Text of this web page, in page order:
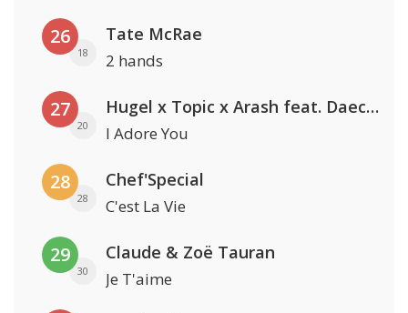
26
18
Tate McRae
2 hands
27
20
Hugel x Topic x Arash feat. Daecolm
I Adore You
28
28
Chef'Special
C'est La Vie
29
30
Claude & Zoë Tauran
Je T'aime